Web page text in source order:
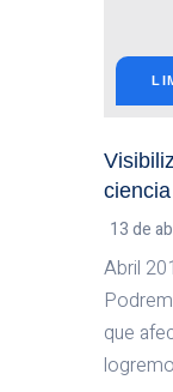
ciencia
13 de
Abril
que